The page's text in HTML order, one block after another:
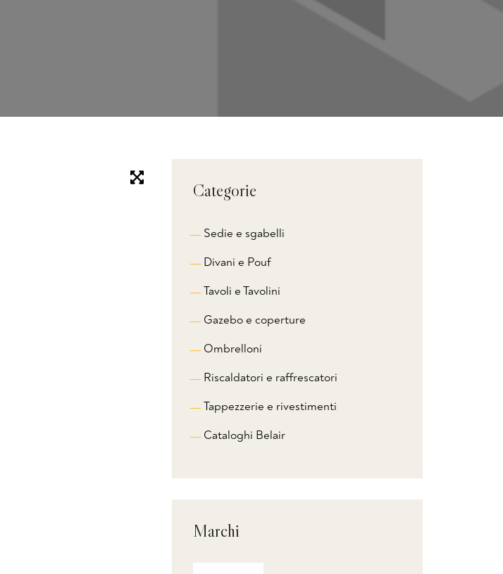
Categorie
Sedie e sgabelli
Divani e Pouf
Tavoli e Tavolini
Gazebo e coperture
Ombrelloni
Riscaldatori e raffrescatori
Tappezzerie e rivestimenti
Cataloghi Belair
Marchi